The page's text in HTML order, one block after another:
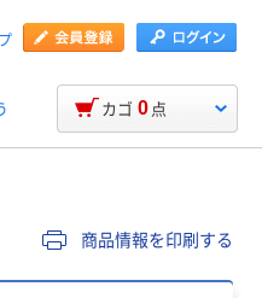
カゴ 0 点
商品情報を印刷する